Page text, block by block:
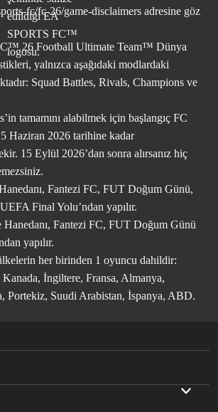
fc/fc-26/game-disclaimers adresine göz
26 Football Ultimate Team™ Dünya
yalnızca aşağıdaki modlardaki
Squad Battles, Rivals, Champions ve
tamamını alabilmek için başlangıç FC
Haziran 2026 tarihine kadar
15 Eylül 2026’dan sonra alırsanız hiç
Fantezi FC, FUT Doğum Günü,
Final Yolu’ndan yapılır.
Hanedanı, Fantezi FC, FUT Doğum Günü
yapılır.
her birinden 1 oyuncu dahildir:
İngiltere, Fransa, Almanya,
Portekiz, Suudi Arabistan, İspanya, ABD.